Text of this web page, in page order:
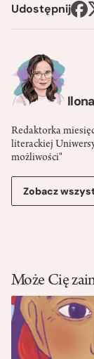
Redaktorka
literackiej
możliwości"
Zobacz
Udostępnij
Może Cię